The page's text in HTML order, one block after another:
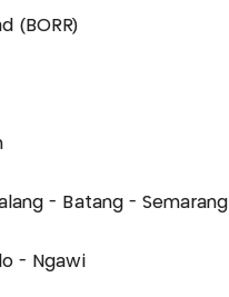
(BORR)
- Batang - Semarang
- Ngawi